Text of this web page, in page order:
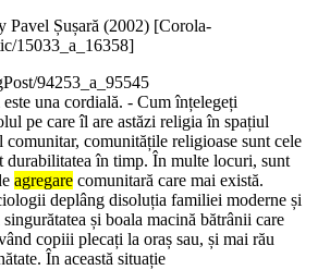
Pavel Șușară (2002) [Corola-
15033_a_16358]
94253_a_95545
una cordială. - Cum înțelegeți
pe care îl are astăzi religia în spațiul
comunitățile religioase sunt cele
durabilitatea în timp. În multe locuri, sunt
agregare comunitară care mai există.
deplâng disoluția familiei moderne și
și boala macină bătrânii care
copiii plecați la oraș sau, și mai rău
În această situație